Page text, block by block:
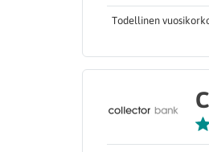
Todellinen